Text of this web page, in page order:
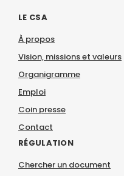
LE CSA
À propos
Vision, missions et valeurs
Organigramme
Emploi
Coin presse
Contact
RÉGULATION
Chercher un document